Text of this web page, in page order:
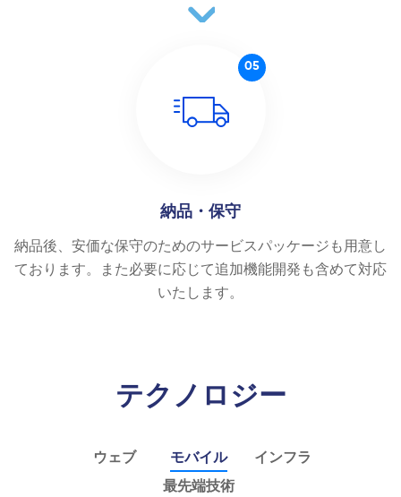
05
納品・保守
納品後、安価な保守のためのサービスパッケージも用意し
ております。また必要に応じて追加機能開発も含めて対応
いたします。
テクノロジー
ウェブ モバイル
インフラ
最先端技術